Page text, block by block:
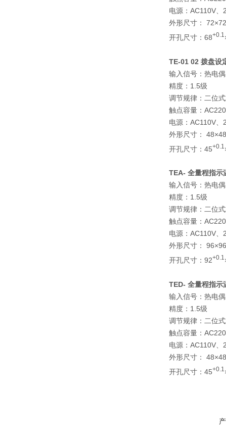
电源：AC110V
外形尺寸：
开孔尺寸：68+0.1
TE-01 02 拨盘设
输入信号：热电
精度：1.5级
调节规律：二位
触点容量：
电源：AC110V
外形尺寸：
开孔尺寸：45+0.1
TEA- 全量程指示
输入信号：热电
精度：1.5级
调节规律：二位
触点容量：
电源：AC110V
外形尺寸：
开孔尺寸：92+0.1
TED- 全量程指示
输入信号：热电
精度：1.5级
调节规律：二位
触点容量：
电源：AC110V
外形尺寸：
开孔尺寸：45+0.1